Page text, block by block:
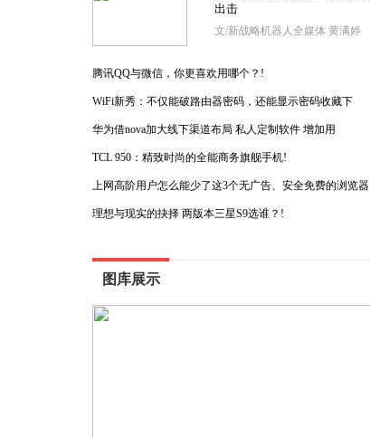
出击
文/新战略机器人全媒体 黄满婷
腾讯QQ与微信，你更喜欢用哪个？!
WiFi新秀：不仅能破路由器密码，还能显示密码收藏下
华为借nova加大线下渠道布局 私人定制软件 增加用
TCL 950：精致时尚的全能商务旗舰手机!
上网高阶用户怎么能少了这3个无广告、安全免费的浏览器
理想与现实的抉择 两版本三星S9选谁？!
图库展示